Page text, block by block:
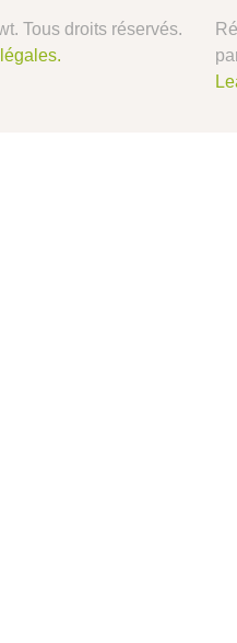
Tous droits réservés.